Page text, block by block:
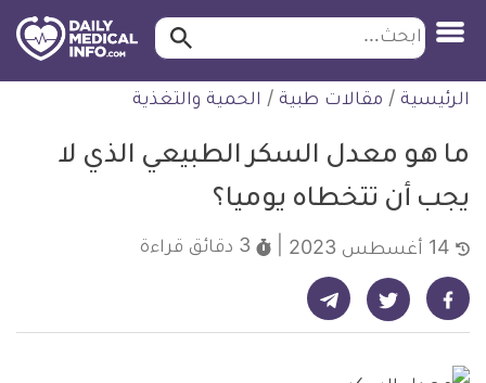
التخطي
للمحتوى
طبية
ابحث ابحث…
الرئيسية / مقالات طبية / الحمية والتغذية
ما هو معدل السكر الطبيعي الذي لا
يجب أن تتخطاه يوميا؟
3 دقائق قراءة
شارك على فيسبوك - ديلي ميديكال انفو شارك على تويتر - ديلي ميديكال انفو شارك على تيليجرام - ديلي ميديكال انفو